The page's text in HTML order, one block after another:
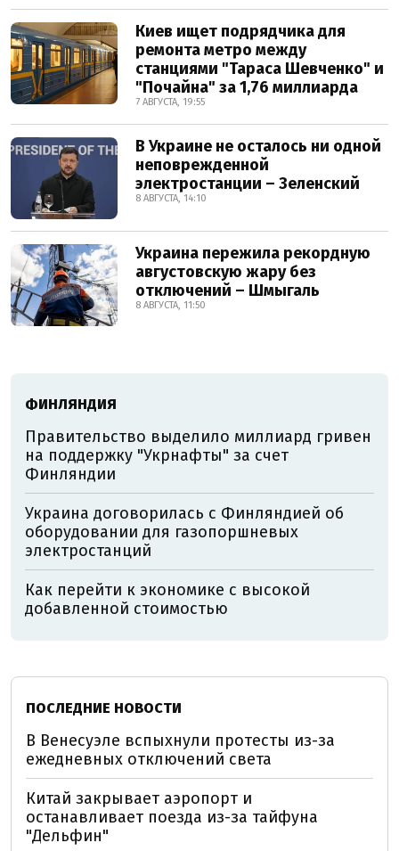
Киев ищет подрядчика для
ремонта метро между
станциями "Тараса Шевченко" и
"Почайна" за 1,76 миллиарда
7 АВГУСТА, 19:55
В Украине не осталось ни одной
неповрежденной
электростанции – Зеленский
8 АВГУСТА, 14:10
Украина пережила рекордную
августовскую жару без
отключений – Шмыгаль
8 АВГУСТА, 11:50
ФИНЛЯНДИЯ
Правительство выделило миллиард гривен
на поддержку "Укрнафты" за счет
Финляндии
Украина договорилась с Финляндией об
оборудовании для газопоршневых
электростанций
Как перейти к экономике с высокой
добавленной стоимостью
ПОСЛЕДНИЕ НОВОСТИ
В Венесуэле вспыхнули протесты из-за
ежедневных отключений света
Китай закрывает аэропорт и
останавливает поезда из-за тайфуна
"Дельфин"